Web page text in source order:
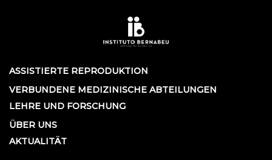
ASSISTIERTE REPRODUKTION
VERBUNDENE MEDIZINISCHE ABTEILUNGEN
LEHRE UND FORSCHUNG
ÜBER UNS
AKTUALITÄT